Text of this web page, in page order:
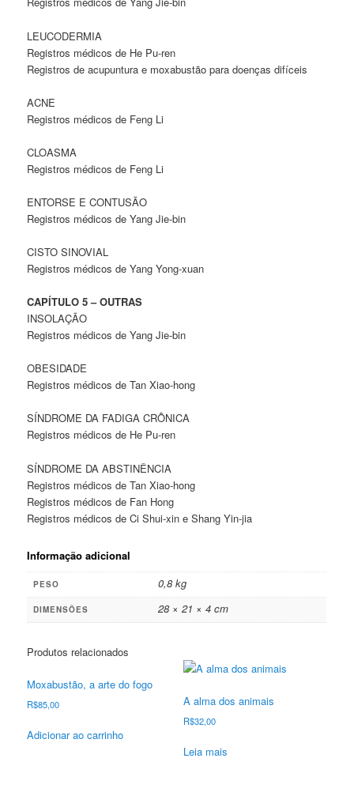
LEUCODERMIA
Registros médicos de He Pu-ren
Registros de acupuntura e moxabustão para doenças difíceis
ACNE
Registros médicos de Feng Li
CLOASMA
Registros médicos de Feng Li
ENTORSE E CONTUSÃO
Registros médicos de Yang Jie-bin
CISTO SINOVIAL
Registros médicos de Yang Yong-xuan
CAPÍTULO 5 – OUTRAS
INSOLAÇÃO
Registros médicos de Yang Jie-bin
OBESIDADE
Registros médicos de Tan Xiao-hong
SÍNDROME DA FADIGA CRÔNICA
Registros médicos de He Pu-ren
SÍNDROME DA ABSTINÊNCIA
Registros médicos de Tan Xiao-hong
Registros médicos de Fan Hong
Registros médicos de Ci Shui-xin e Shang Yin-jia
Informação adicional
PESO 0,8 kg
DIMENSÕES 28 × 21 × 4 cm
Produtos relacionados
Moxabustão, a arte do fogo
R$85,00
Adicionar ao carrinho
A alma dos animais
R$32,00
Leia mais